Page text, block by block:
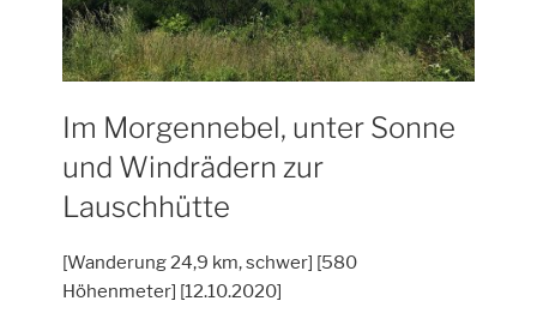
Im Morgennebel, unter Sonne
und Windrädern zur
Lauschhütte
[Wanderung 24,9 km, schwer] [580
Höhenmeter] [12.10.2020]